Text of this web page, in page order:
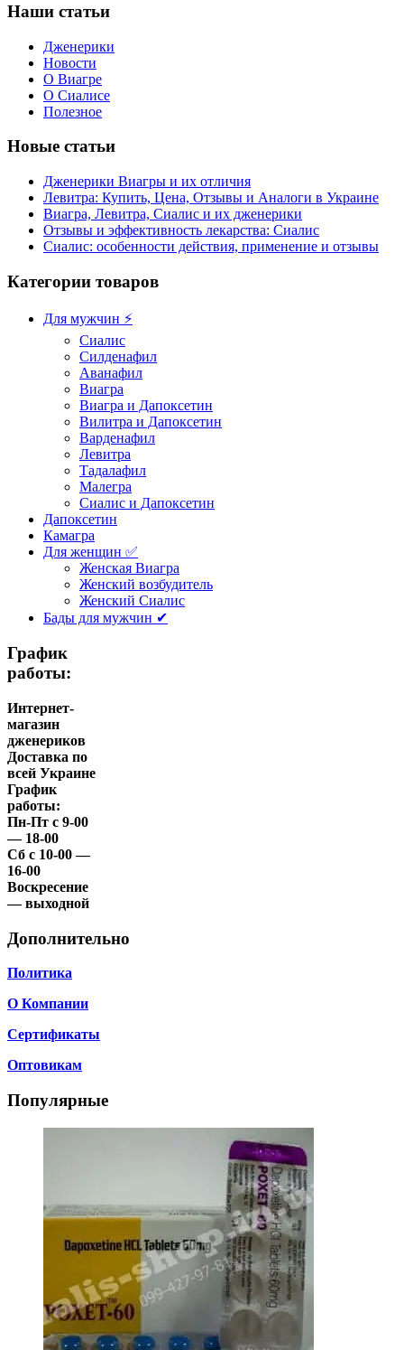
Наши статьи
Дженерики
Новости
О Виагре
О Сиалисе
Полезное
Новые статьи
Дженерики Виагры и их отличия
Левитра: Купить, Цена, Отзывы и Аналоги в Украине
Виагра, Левитра, Сиалис и их дженерики
Отзывы и эффективность лекарства: Сиалис
Сиалис: особенности действия, применение и отзывы
Категории товаров
Для мужчин ⚡
Сиалис
Силденафил
Аванафил
Виагра
Виагра и Дапоксетин
Вилитра и Дапоксетин
Варденафил
Левитра
Тадалафил
Малегра
Сиалис и Дапоксетин
Дапоксетин
Камагра
Для женщин ✅
Женская Виагра
Женский возбудитель
Женский Сиалис
Бады для мужчин ✔
График
работы:
Интернет-
магазин
дженериков
Доставка по
всей Украине
График
работы:
Пн-Пт с 9-00
— 18-00
Сб с 10-00 —
16-00
Воскресение
— выходной
Дополнительно
Политика
О Компании
Сертификаты
Оптовикам
Популярные